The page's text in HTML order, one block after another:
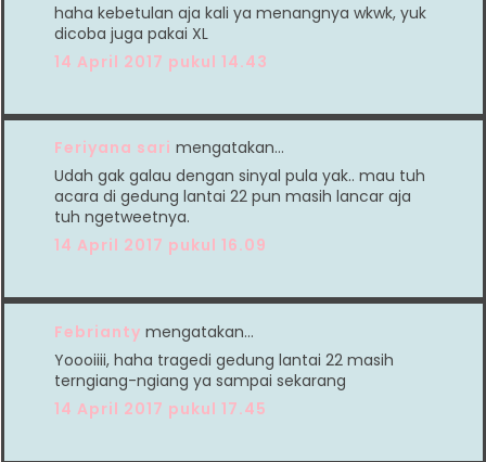
haha kebetulan aja kali ya menangnya wkwk, yuk
dicoba juga pakai XL
14 April 2017 pukul 14.43
Feriyana sari mengatakan…
Udah gak galau dengan sinyal pula yak.. mau tuh
acara di gedung lantai 22 pun masih lancar aja
tuh ngetweetnya.
14 April 2017 pukul 16.09
Febrianty mengatakan…
Yoooiiii, haha tragedi gedung lantai 22 masih
terngiang-ngiang ya sampai sekarang
14 April 2017 pukul 17.45